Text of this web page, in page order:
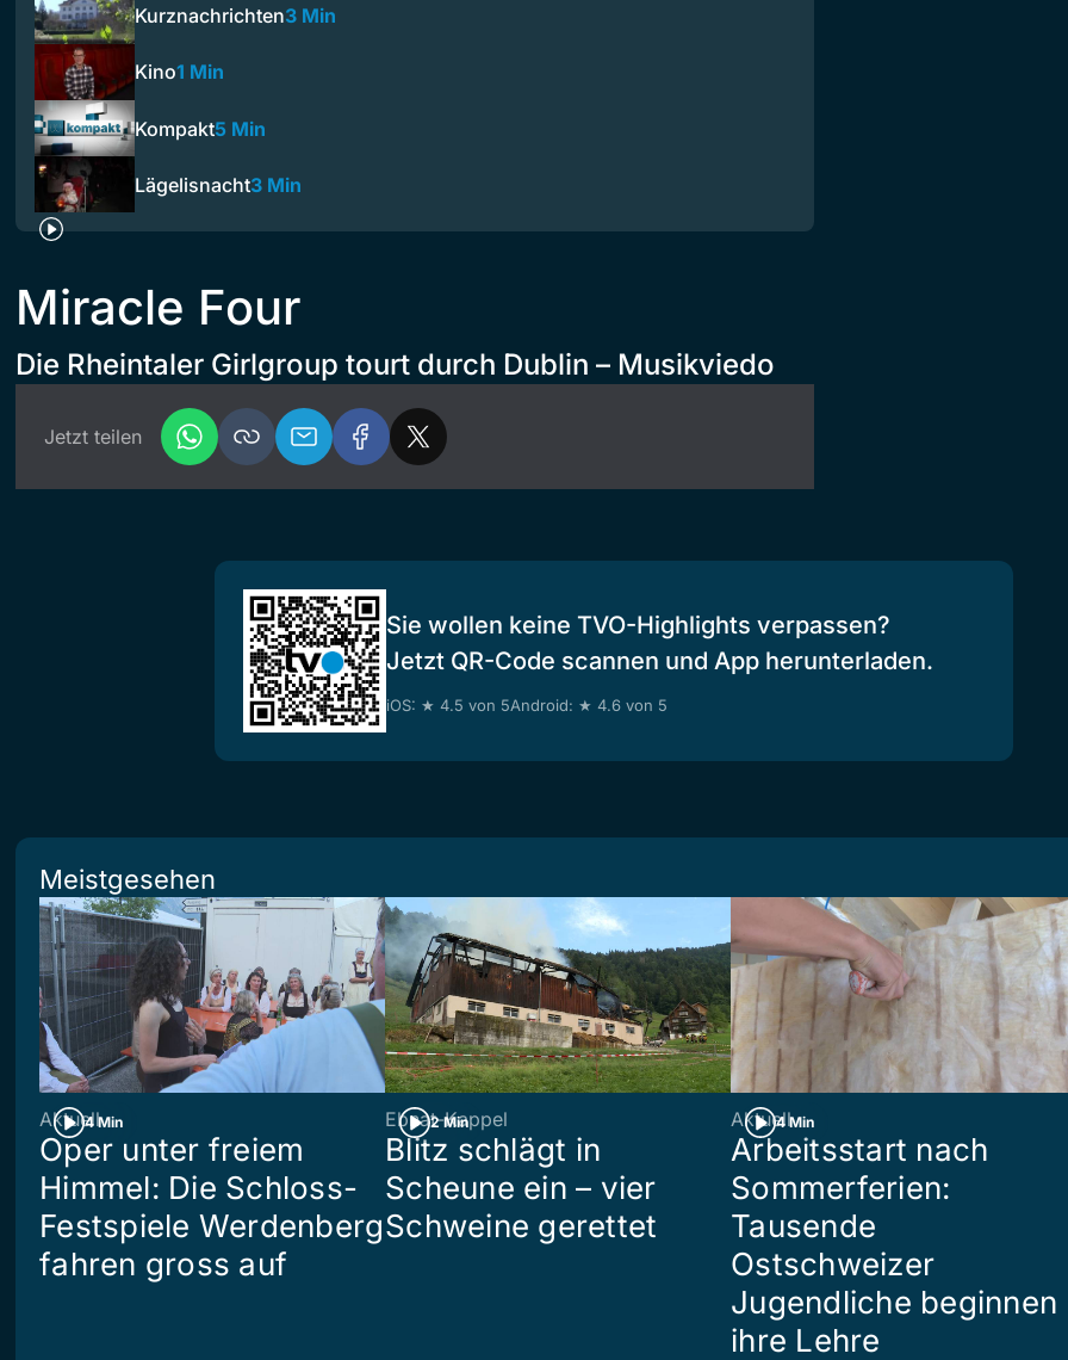
Kurznachrichten3 Min
Kino1 Min
Kompakt5 Min
Lägelisnacht3 Min
Miracle Four
Die Rheintaler Girlgroup tourt durch Dublin – Musikviedo
Jetzt teilen
Sie wollen keine TVO-Highlights verpassen?
Jetzt QR-Code scannen und App herunterladen.
iOS: ★ 4.5 von 5Android: ★ 4.6 von 5
Meistgesehen
4 Min
Aktuell
Oper unter freiem
Himmel: Die Schloss-
Festspiele Werdenberg
fahren gross auf
2 Min
Ebnat-Kappel
Blitz schlägt in
Scheune ein – vier
Schweine gerettet
4 Min
Aktuell
Arbeitsstart nach
Sommerferien:
Tausende
Ostschweizer
Jugendliche beginnen
ihre Lehre